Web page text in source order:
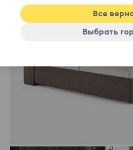
Все
Выбрать